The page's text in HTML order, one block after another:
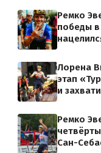
Ремко
победы
Лорена
этап
и
Ремко
Сан-